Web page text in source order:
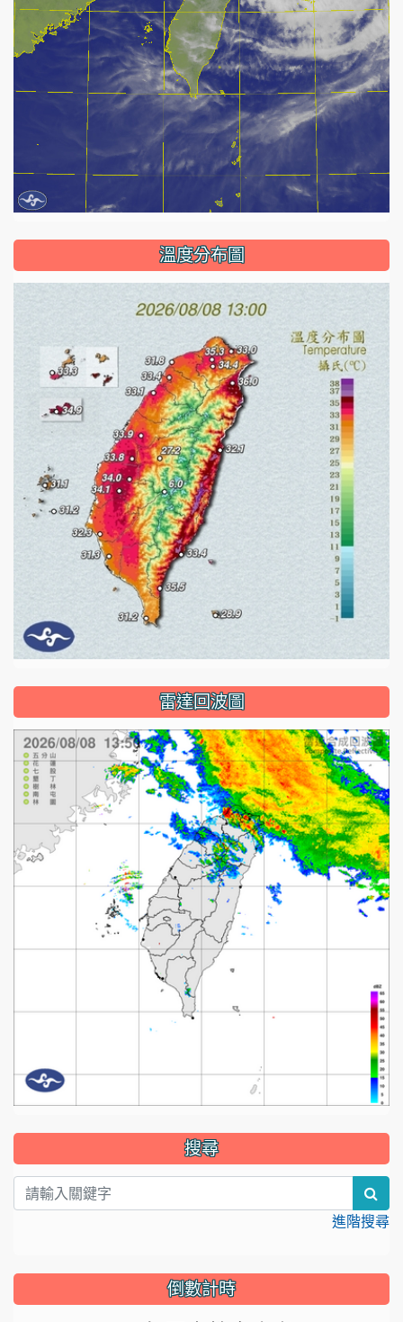
溫度分布圖
雷達回波圖
::: 搜尋
進階搜尋
倒數計時